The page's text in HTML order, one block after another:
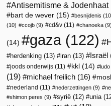
Antisemitisme & Jodenhaat
bart de wever (15) besnijdenis
(10)
ccojb (9) cd&v (11) chanoeka (9)
(14) gaza(122)
herdenking (13) iran (13) Israël
joods onderwijs (11) kkl (14)
(19)
michael freilich (16)
nederland (11) nederzettingen (9)
shimon peres (9) syrië (12) unia